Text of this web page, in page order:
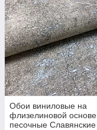
Обои виниловые на
флизелиновой основе
песочные Славянские